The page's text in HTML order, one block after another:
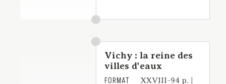
Vichy : la reine des
villes d'eaux
FORMAT XXVIII-94 p. |